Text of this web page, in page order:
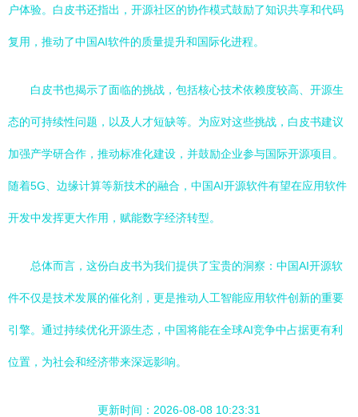
户体验。白皮书还指出，开源社区的协作模式鼓励了知识共享和代码
复用，推动了中国AI软件的质量提升和国际化进程。
白皮书也揭示了面临的挑战，包括核心技术依赖度较高、开源生
态的可持续性问题，以及人才短缺等。为应对这些挑战，白皮书建议
加强产学研合作，推动标准化建设，并鼓励企业参与国际开源项目。
随着5G、边缘计算等新技术的融合，中国AI开源软件有望在应用软件
开发中发挥更大作用，赋能数字经济转型。
总体而言，这份白皮书为我们提供了宝贵的洞察：中国AI开源软
件不仅是技术发展的催化剂，更是推动人工智能应用软件创新的重要
引擎。通过持续优化开源生态，中国将能在全球AI竞争中占据更有利
位置，为社会和经济带来深远影响。
更新时间：2026-08-08 10:23:31